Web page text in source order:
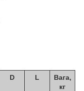
D L
Вага,
кг